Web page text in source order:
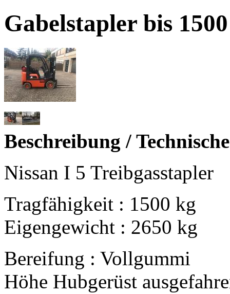
Gabelstapler bis
Beschreibung /
Nissan I 5 Treibgasstapler
Tragfähigkeit : 1500 kg
Eigengewicht : 2650 kg
Bereifung : Vollgummi
Höhe Hubgerüst